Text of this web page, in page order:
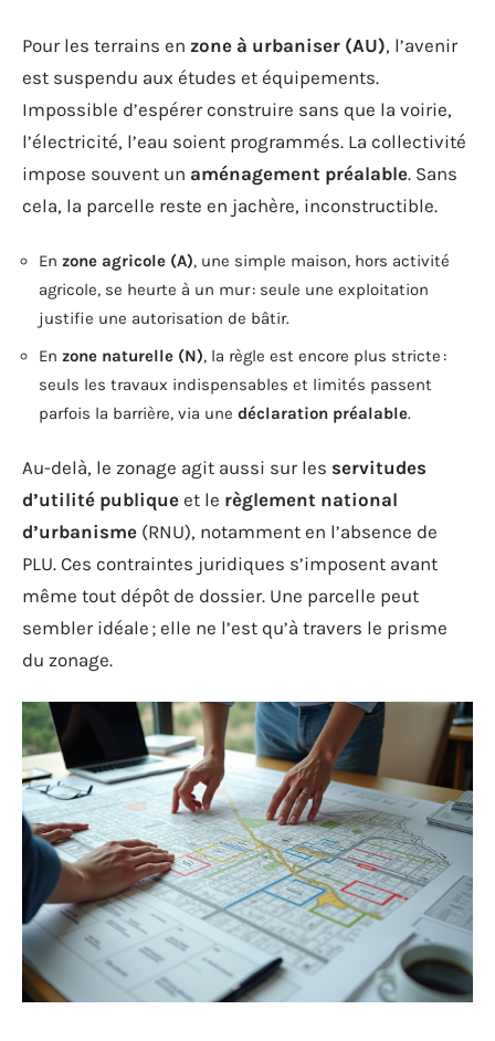
Pour les terrains en zone à urbaniser (AU), l’avenir
est suspendu aux études et équipements.
Impossible d’espérer construire sans que la voirie,
l’électricité, l’eau soient programmés. La collectivité
impose souvent un aménagement préalable. Sans
cela, la parcelle reste en jachère, inconstructible.
En zone agricole (A), une simple maison, hors activité
agricole, se heurte à un mur : seule une exploitation
justifie une autorisation de bâtir.
En zone naturelle (N), la règle est encore plus stricte :
seuls les travaux indispensables et limités passent
parfois la barrière, via une déclaration préalable.
Au-delà, le zonage agit aussi sur les servitudes
d’utilité publique et le règlement national
d’urbanisme (RNU), notamment en l’absence de
PLU. Ces contraintes juridiques s’imposent avant
même tout dépôt de dossier. Une parcelle peut
sembler idéale ; elle ne l’est qu’à travers le prisme
du zonage.